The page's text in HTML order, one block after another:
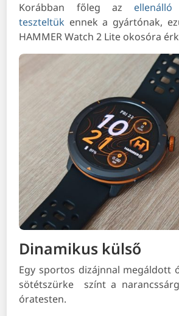
Korábban főleg az
teszteltük ennek a gyártónak,
HAMMER Watch 2 Lite okosóra
Dinamikus külső
Egy sportos dizájnnal megáldott
sötétszürke színt a
óratesten.